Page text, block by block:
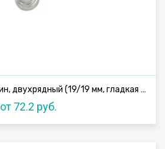
Карниз "Севилла" сатин, двухрядный (19/19 мм, гладкая труба)
от 72.2 руб.